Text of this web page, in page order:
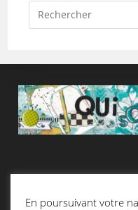
En poursuivant votre